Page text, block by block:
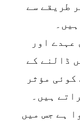
طریقے سے
اور
ڈالنے کے
مؤثر
ہیں۔
ہے جس میں